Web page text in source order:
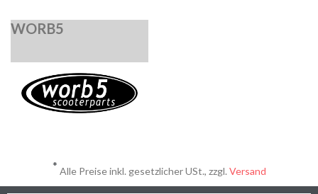
WORB5
* Alle Preise inkl. gesetzlicher USt., zzgl. Versand